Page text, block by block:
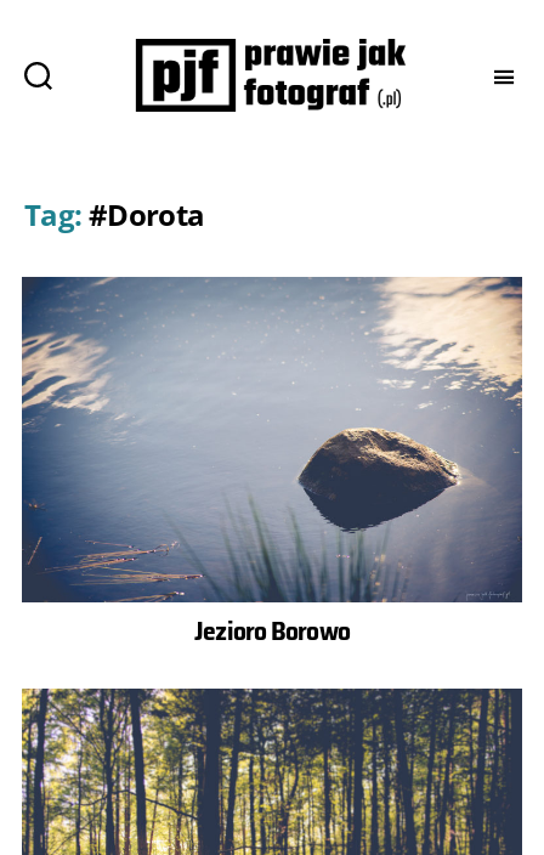
Tag:#Dorota
Jezioro Borowo